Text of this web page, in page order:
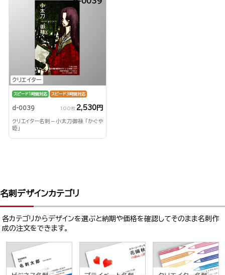
クリエイター
スピード1時間対応 スピード3時間対応
d-0039 100枚 2,530円
クリエイター名刺－小太刀御禄 「かぐや
姫」
名刺デザインカテゴリ
各カテゴリからデザインを選ぶと納期や価格を確認してそのまま名刺作
成の注文をできます。